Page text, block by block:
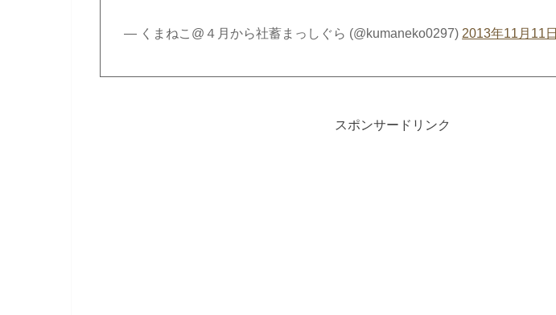
— くまねこ@４月から社蓄まっしぐら (@kumaneko0297)2013年11月11日
スポンサードリンク